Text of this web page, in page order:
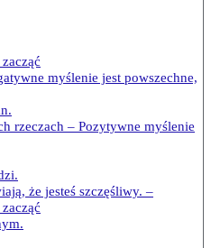
myślenie jest powszechne,
rzeczach – Pozytywne myślenie
że jesteś szczęśliwy. –